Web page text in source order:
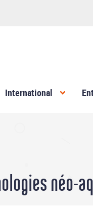
International
néo-